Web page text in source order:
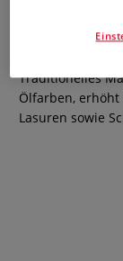
Traditionelles
Ölfarben,
Lasuren sowie